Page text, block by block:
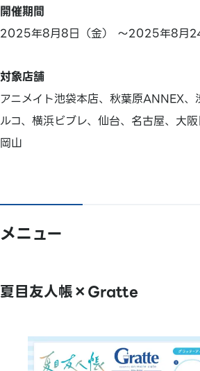
開催期間
2025年8月8日（金） ～2025年8月24
対象店舗
アニメイト池袋本店、秋葉原ANNEX、
ルコ、横浜ビブレ、仙台、名古屋、大阪
岡山
メニュー
夏目友人帳×Gratte